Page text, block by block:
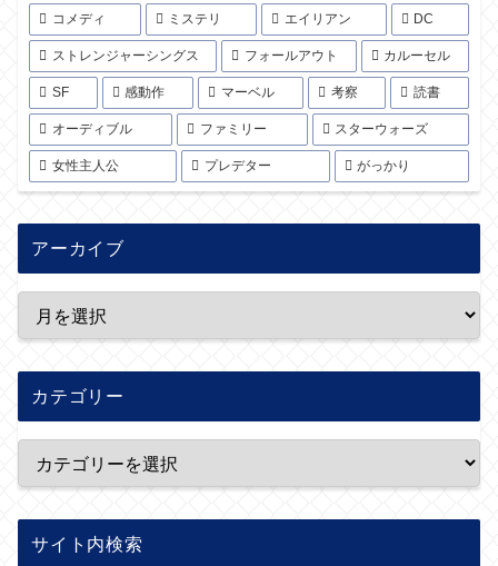
コメディ ミステリ エイリアン DC
ストレンジャーシングス フォールアウト カルーセル
SF 感動作 マーベル 考察 読書
オーディブル ファミリー スターウォーズ
女性主人公 プレデター がっかり
アーカイブ
カテゴリー
サイト内検索